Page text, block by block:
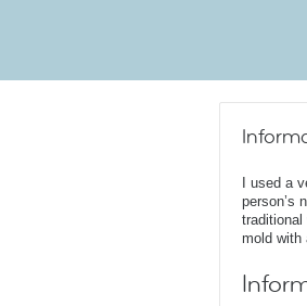
I used a
person’s
mold with